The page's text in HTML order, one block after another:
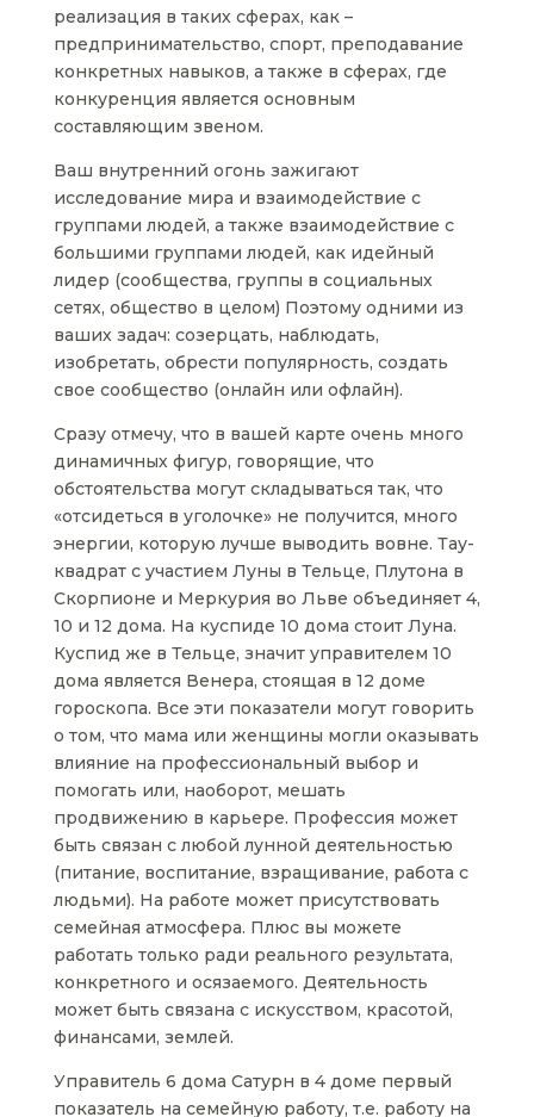
реализация в таких сферах, как –
предпринимательство, спорт, преподавание
конкретных навыков, а также в сферах, где
конкуренция является основным
составляющим звеном.
Ваш внутренний огонь зажигают
исследование мира и взаимодействие с
группами людей, а также взаимодействие с
большими группами людей, как идейный
лидер (сообщества, группы в социальных
сетях, общество в целом) Поэтому одними из
ваших задач: созерцать, наблюдать,
изобретать, обрести популярность, создать
свое сообщество (онлайн или офлайн).
Сразу отмечу, что в вашей карте очень много
динамичных фигур, говорящие, что
обстоятельства могут складываться так, что
«отсидеться в уголочке» не получится, много
энергии, которую лучше выводить вовне. Тау-
квадрат с участием Луны в Тельце, Плутона в
Скорпионе и Меркурия во Льве объединяет 4,
10 и 12 дома. На куспиде 10 дома стоит Луна.
Куспид же в Тельце, значит управителем 10
дома является Венера, стоящая в 12 доме
гороскопа. Все эти показатели могут говорить
о том, что мама или женщины могли оказывать
влияние на профессиональный выбор и
помогать или, наоборот, мешать
продвижению в карьере. Профессия может
быть связан с любой лунной деятельностью
(питание, воспитание, взращивание, работа с
людьми). На работе может присутствовать
семейная атмосфера. Плюс вы можете
работать только ради реального результата,
конкретного и осязаемого. Деятельность
может быть связана с искусством, красотой,
финансами, землей.
Управитель 6 дома Сатурн в 4 доме первый
показатель на семейную работу, т.е. работу на